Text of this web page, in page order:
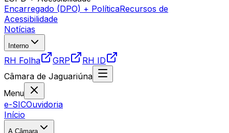
Encarregado (DPO) + PolíticaRecursos de
Acessibilidade
Notícias
Interno
RH Folha GRP
RH ID
Câmara de Jaguariúna
Menu
e-SICOuvidoria
Início
A Câmara